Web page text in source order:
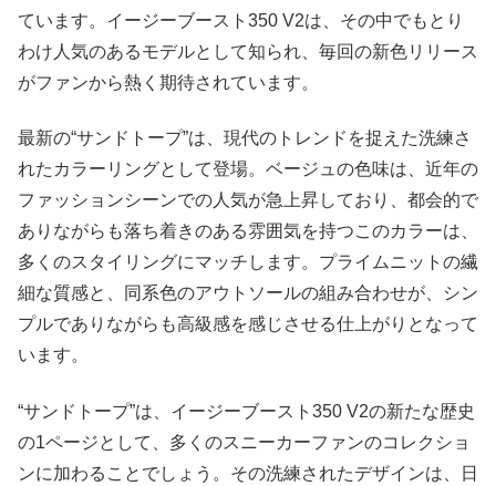
ています。イージーブースト350 V2は、その中でもとり
わけ人気のあるモデルとして知られ、毎回の新色リリース
がファンから熱く期待されています。
最新の“サンドトープ”は、現代のトレンドを捉えた洗練さ
れたカラーリングとして登場。ベージュの色味は、近年の
ファッションシーンでの人気が急上昇しており、都会的で
ありながらも落ち着きのある雰囲気を持つこのカラーは、
多くのスタイリングにマッチします。プライムニットの繊
細な質感と、同系色のアウトソールの組み合わせが、シン
プルでありながらも高級感を感じさせる仕上がりとなって
います。
“サンドトープ”は、イージーブースト350 V2の新たな歴史
の1ページとして、多くのスニーカーファンのコレクショ
ンに加わることでしょう。その洗練されたデザインは、日